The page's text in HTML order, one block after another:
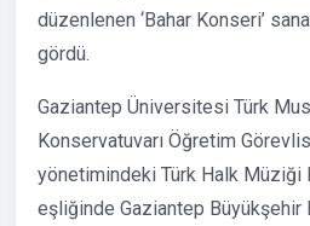
düzenlenen ‘Bahar Konseri’
gördü.
Gaziantep Üniversitesi Türk
Konservatuvarı Öğretim
yönetimindeki Türk Halk Müziği
eşliğinde Gaziantep